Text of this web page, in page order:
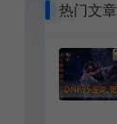
热门文章